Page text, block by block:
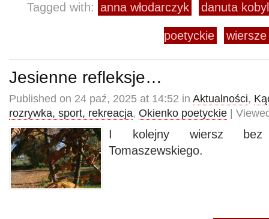
Tagged with: anna włodarczyk danuta
poetyckie wiersze
Jesienne refleksje…
Published on 24 paź, 2025 at 14:52 in Aktualności,
rozrywka, sport, rekreacja, Okienko poetyckie |
I kolejny wiersz bez
Tomaszewskiego.